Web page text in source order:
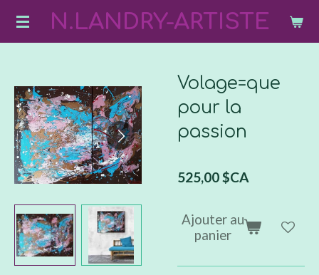
Passer
N.LANDRY-ARTISTE
Volage=que
pour la
passion
525,00 $CA
Ajouter au
panier